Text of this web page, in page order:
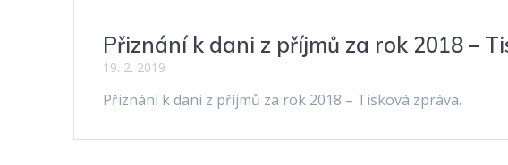
Přiznání k dani z příjmů za rok 2018 –
19. 2. 2019
Přiznání k dani z příjmů za rok 2018 – Tisková zpráva.